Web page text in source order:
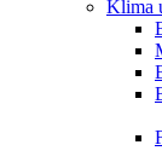
Klima